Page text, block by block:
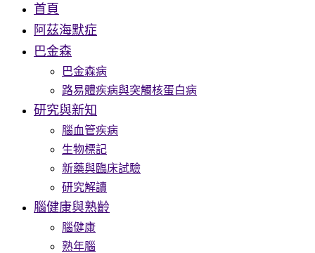
首頁
阿茲海默症
巴金森
巴金森病
路易體疾病與突觸核蛋白病
研究與新知
腦血管疾病
生物標記
新藥與臨床試驗
研究解讀
腦健康與熟齡
腦健康
熟年腦